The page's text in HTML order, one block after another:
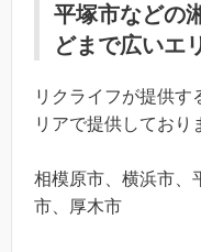
平塚市などの
どまで広いエ
リクライフが提供す
リアで提供しており
相模原市、横浜市、
市、厚木市